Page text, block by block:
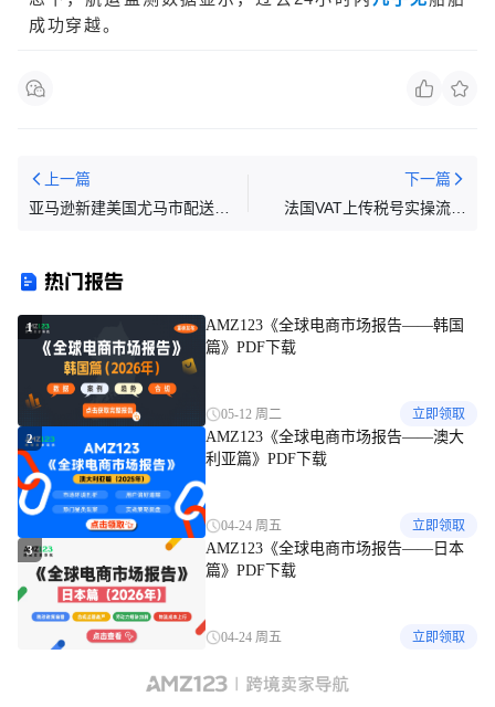
成功穿越。
上一篇
亚马逊新建美国尤马市配送中
下一篇
法国VAT上传税号实操流程
热门报告
1
AMZ123《全球电商市场报告——韩国
篇》PDF下载
05-12 周二 立即领取
2
AMZ123《全球电商市场报告——澳大
利亚篇》PDF下载
04-24 周五 立即领取
3
AMZ123《全球电商市场报告——日本
篇》PDF下载
04-24 周五 立即领取